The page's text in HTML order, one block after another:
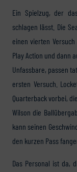
Ein Spielzug, der
schlagen lässt. Die
einen vierten
Play Action und dann
Unfassbare, passen
ersten Versuch.
Quarterback vorbei,
Wilson die
kann seinen
den kurzen Pass
Das Personal ist da,